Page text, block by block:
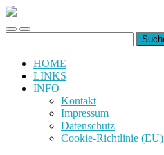
uiuiuiuiuiuiui.de
Toggle
mobile
Toggle
search
nach:
HOME
LINKS
INFO
Kontakt
Impressum
Datenschutz
Cookie-Richtlinie (EU)